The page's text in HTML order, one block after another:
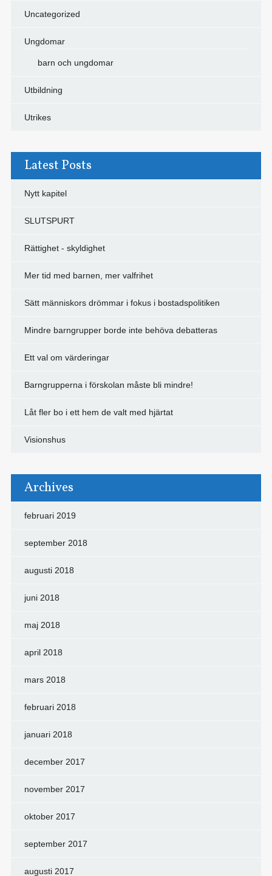
Uncategorized
Ungdomar
barn och ungdomar
Utbildning
Utrikes
Latest Posts
Nytt kapitel
SLUTSPURT
Rättighet - skyldighet
Mer tid med barnen, mer valfrihet
Sätt människors drömmar i fokus i bostadspolitiken
Mindre barngrupper borde inte behöva debatteras
Ett val om värderingar
Barngrupperna i förskolan måste bli mindre!
Låt fler bo i ett hem de valt med hjärtat
Visionshus
Archives
februari 2019
september 2018
augusti 2018
juni 2018
maj 2018
april 2018
mars 2018
februari 2018
januari 2018
december 2017
november 2017
oktober 2017
september 2017
augusti 2017